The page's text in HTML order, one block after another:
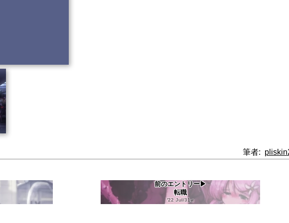
筆者:
前のエントリー▶
転職
'22 Jul/31st